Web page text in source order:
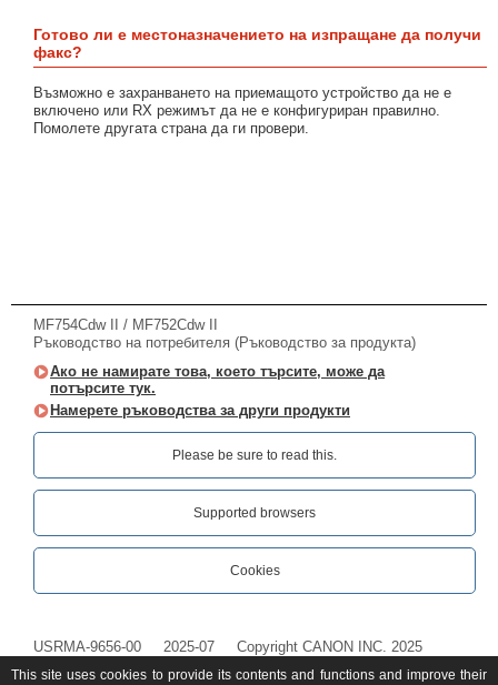
Готово ли е местоназначението на изпращане да получи
факс?
Възможно е захранването на приемащото устройство да не е
включено или RX режимът да не е конфигуриран правилно.
Помолете другата страна да ги провери.
MF754Cdw II / MF752Cdw II
Ръководство на потребителя (Ръководство за продукта)
Ако не намирате това, което търсите, може да
потърсите тук.
Намерете ръководства за други продукти
Please be sure to read this.‎
Supported browsers
Cookies
USRMA-9656-00 2025-07 Copyright CANON INC. 2025
This site uses cookies to provide its contents and functions and improve their